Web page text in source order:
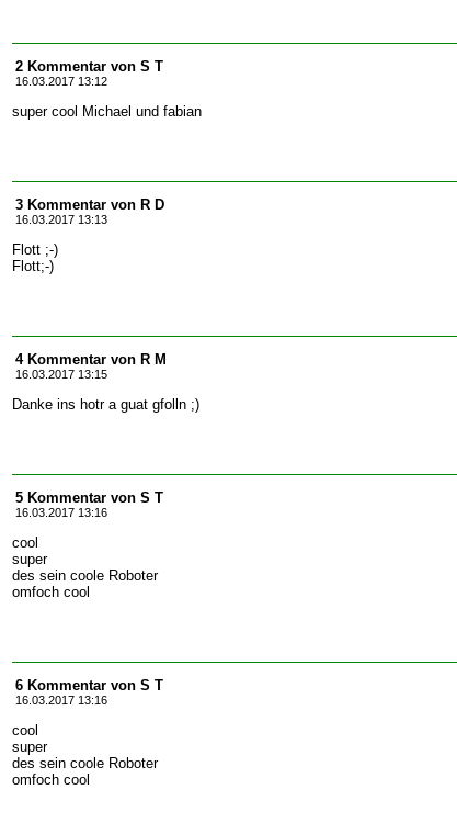
2 Kommentar von S T
16.03.2017 13:12
super cool Michael und fabian
3 Kommentar von R D
16.03.2017 13:13
Flott ;-)
Flott;-)
4 Kommentar von R M
16.03.2017 13:15
Danke ins hotr a guat gfolln ;)
5 Kommentar von S T
16.03.2017 13:16
cool
super
des sein coole Roboter
omfoch cool
6 Kommentar von S T
16.03.2017 13:16
cool
super
des sein coole Roboter
omfoch cool